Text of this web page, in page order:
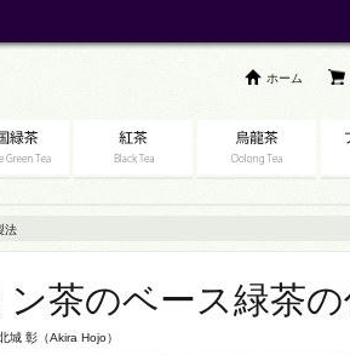
ホーム
法
ン茶のベース緑茶
城 彰（Akira Hojo）